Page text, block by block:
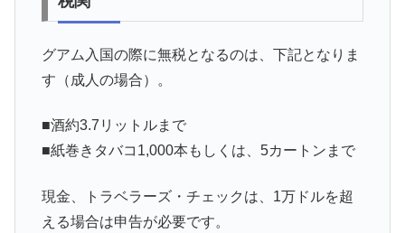
グアム入国の際に無税となるのは、下記となりま
す（成人の場合）。
■酒約3.7リットルまで
■紙巻きタバコ1,000本もしくは、5カートンまで
現金、トラベラーズ・チェックは、1万ドルを超
える場合は申告が必要です。